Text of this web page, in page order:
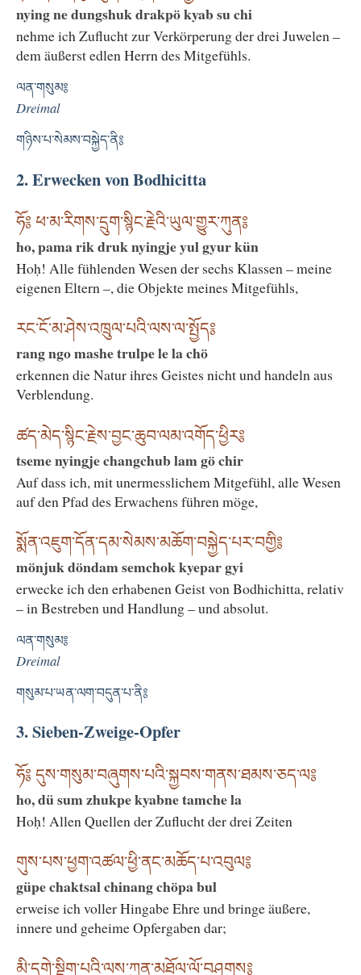
nying ne dungshuk drakpö kyab su chi
nehme ich Zuflucht zur Verkörperung der drei Juwelen –
dem äußerst edlen Herrn des Mitgefühls.
ལན་གསུམ༔
Dreimal
གཉིས་པ་སེམས་བསྐྱེད་ནི༔
2. Erwecken von Bodhicitta
ཧོ༔ ཕ་མ་རིགས་དྲུག་སྙིང་རྗེའི་ཡུལ་གྱུར་ཀུན༔
ho, pama rik druk nyingje yul gyur kün
Hoḥ! Alle fühlenden Wesen der sechs Klassen – meine
eigenen Eltern –, die Objekte meines Mitgefühls,
རང་ངོ་མ་ཤེས་འཁྲུལ་པའི་ལས་ལ་སྤྱོད༔
rang ngo mashe trulpe le la chö
erkennen die Natur ihres Geistes nicht und handeln aus
Verblendung.
ཚད་མེད་སྙིང་རྗེས་བྱང་ཆུབ་ལམ་འགོད་ཕྱིར༔
tseme nyingje changchub lam gö chir
Auf dass ich, mit unermesslichem Mitgefühl, alle Wesen
auf den Pfad des Erwachens führen möge,
སྨོན་འཇུག་དོན་དམ་སེམས་མཆོག་བསྐྱེད་པར་བགྱི༔
mönjuk döndam semchok kyepar gyi
erwecke ich den erhabenen Geist von Bodhichitta, relativ
– in Bestreben und Handlung – und absolut.
ལན་གསུམ༔
Dreimal
གསུམ་པ་ཡན་ལག་བདུན་པ་ནི༔
3. Sieben-Zweige-Opfer
ཧོ༔ དུས་གསུམ་བཞུགས་པའི་སྐྱབས་གནས་ཐམས་ཅད་ལ༔
ho, dü sum zhukpe kyabne tamche la
Hoḥ! Allen Quellen der Zuflucht der drei Zeiten
གུས་པས་ཕྱག་འཚལ་ཕྱི་ནང་མཆོད་པ་འབུལ༔
güpe chaktsal chinang chöpa bul
erweise ich voller Hingabe Ehre und bringe äußere,
innere und geheime Opfergaben dar;
མི་དགེ་སྡིག་པའི་ལས་ཀུན་མཐོལ་ལོ་བཤགས༔